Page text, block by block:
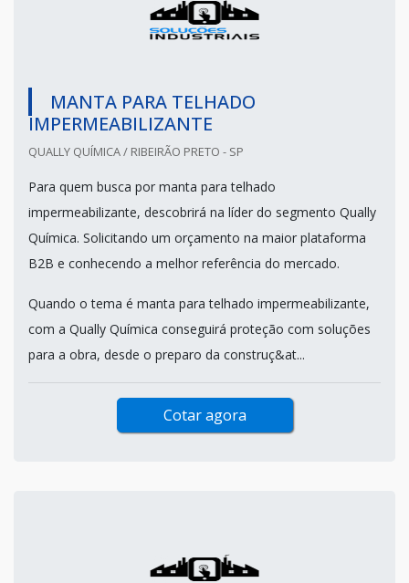
MANTA PARA TELHADO
IMPERMEABILIZANTE
QUALLY QUÍMICA / RIBEIRÃO PRETO - SP
Para quem busca por manta para telhado
impermeabilizante, descobrirá na líder do segmento Qually
Química. Solicitando um orçamento na maior plataforma
B2B e conhecendo a melhor referência do mercado.
Quando o tema é manta para telhado impermeabilizante,
com a Qually Química conseguirá proteção com soluções
para a obra, desde o preparo da construç&at...
Cotar agora